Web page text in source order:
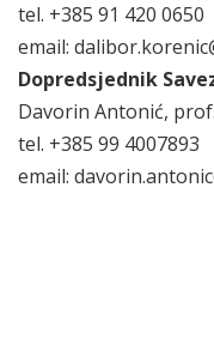
tel. +385 91 420 0650
email:
Dopredsjednik
Davorin Antonić, prof.
tel. +385 99 4007893
email: